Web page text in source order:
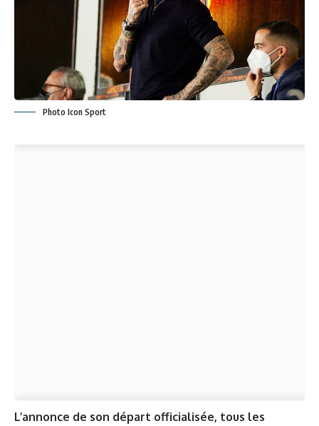
Photo Icon Sport
L’annonce de son départ officialisée, tous les